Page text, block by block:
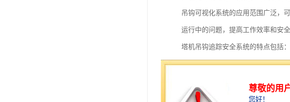
吊钩可视化系统的应用范围广泛，
运行中的问题，提高工作效率和安
塔机吊钩追踪安全系统的特点包括：
1. 实时监控：塔机吊钩追踪安全系
2. 数据记录：系统可以记录塔机吊
3. 报警功能：当塔机吊钩出现异常